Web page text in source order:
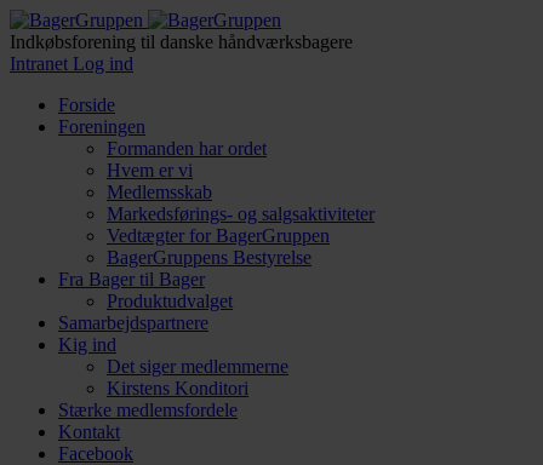
Indkøbsforening til danske håndværksbagere
Intranet Log ind
Forside
Foreningen
Formanden har ordet
Hvem er vi
Medlemsskab
Markedsførings- og salgsaktiviteter
Vedtægter for BagerGruppen
BagerGruppens Bestyrelse
Fra Bager til Bager
Produktudvalget
Samarbejdspartnere
Kig ind
Det siger medlemmerne
Kirstens Konditori
Stærke medlemsfordele
Kontakt
Facebook